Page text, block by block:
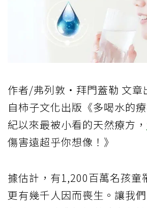
作者/弗列敦‧拜門蓋勒 文章
自柿子文化出版《多喝水的
紀以來最被小看的天然療方，
傷害遠超乎你想像！》
據估計，有1,200百萬名孩童
更有幾千人因而喪生。讓我